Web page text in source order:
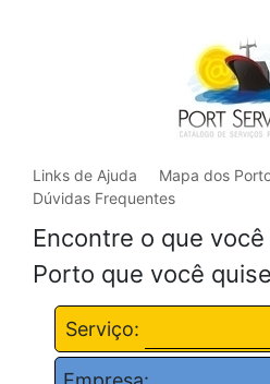
Links de Ajuda Mapa dos
Dúvidas Frequentes
Encontre o que
Porto que você
Serviço: